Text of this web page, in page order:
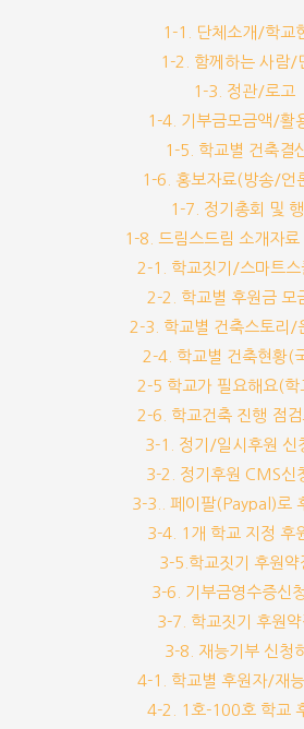
1-1. 단체소개/학교
1-2. 함께하는 사람/
1-3. 정관/로고
1-4. 기부금모금액/활
1-5. 학교별 건축결
1-6. 홍보자료(방송/언
1-7. 정기총회 및
1-8. 드림스드림 소개자료
2-1. 학교짓기/스마트스
2-2. 학교별 후원금 모
2-3. 학교별 건축스토리/
2-4. 학교별 건축현황(
2-5 학교가 필요해요(학
2-6. 학교건축 진행 점
3-1. 정기/일시후원 신
3-2. 정기후원 CMS신
3-3.. 페이팔(Paypal)로
3-4. 1개 학교 지정 후
3-5.학교짓기 후원약
3-6. 기부금영수증신
3-7. 학교짓기 후원약
3-8. 재능기부 신청
4-1. 학교별 후원자/재
4-2. 1호-100호 학교